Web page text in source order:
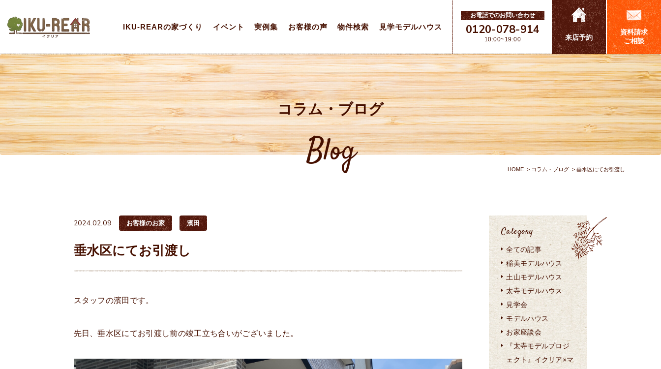
IKU-REARの家づくり イベント 実例集 お客様の声 物件検索 見学モデルハウス
お電話でのお問い合わせ
0120-078-914
10:00~19:00 来店予約
資料請求
ご相談
コラム・ブログ
Blog HOME コラム・ブログ 垂水区にてお引渡し
2024.02.09 お客様のお家 濱田
垂水区にてお引渡し
スタッフの濱田です。
先日、垂水区にてお引渡し前の竣工立ち合いがございました。
Category
全ての記事
稲美モデルハウス
土山モデルハウス
太寺モデルハウス
見学会
モデルハウス
お家座談会
『太寺モデルプロジ
ェクト』イクリア×マ